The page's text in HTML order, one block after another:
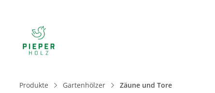
Produkte Gartenhölzer Zäune und Tore